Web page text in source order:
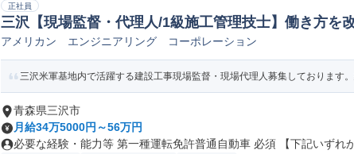
正社員
三沢【現場監督・代理人/1級施工管理技士】働き方を
建築施工管理
アメリカン エンジニアリング コーポレーション
三沢米軍基地内で活躍する建設工事現場監督・現場代理人募集しております
青森県三沢市
月給34万5000円～56万円
必要な経験・能力等 第一種運転免許普通自動車 必須 【下記いずれ